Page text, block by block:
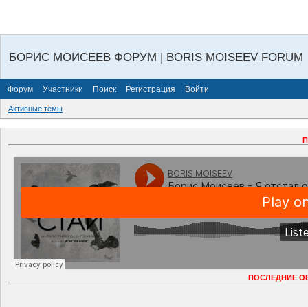
БОРИС МОИСЕЕВ ФОРУМ | BORIS MOISEEV FORUM
Форум Участники Поиск Регистрация Войти
Активные темы
ПОСЛЕДНИЕ